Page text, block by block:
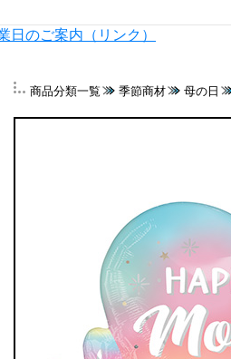
日のご案内（リンク）
商品分類一覧 季節商材 母の日